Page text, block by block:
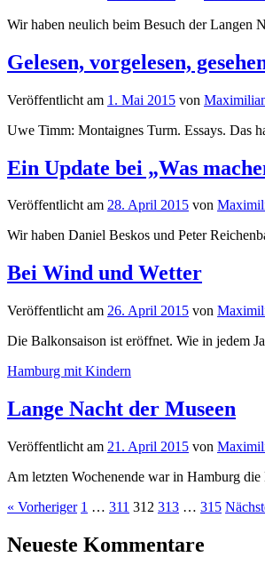
Wir haben neulich beim Besuch der Langen
Gelesen, vorgelesen,
Veröffentlicht am 1. Mai 2015 von
Uwe Timm: Montaignes Turm. Essays. Das
Ein Update bei „Was
Veröffentlichtam 28. April 2015 von
Wir haben Daniel Beskos und Peter
Bei Wind und Wetter
Veröffentlicht am 26. April 2015 von
Die Balkonsaison ist eröffnet. Wie in jedem
Hamburg mit Kindern
Lange Nacht der Museen
Veröffentlicht am 21. April 2015 von
Am letzten Wochenende war in Hamburg
Seitennummerierung
der
Beiträge
« Vorheriger 1 … 311 312 313 … 315
Neueste Kommentare